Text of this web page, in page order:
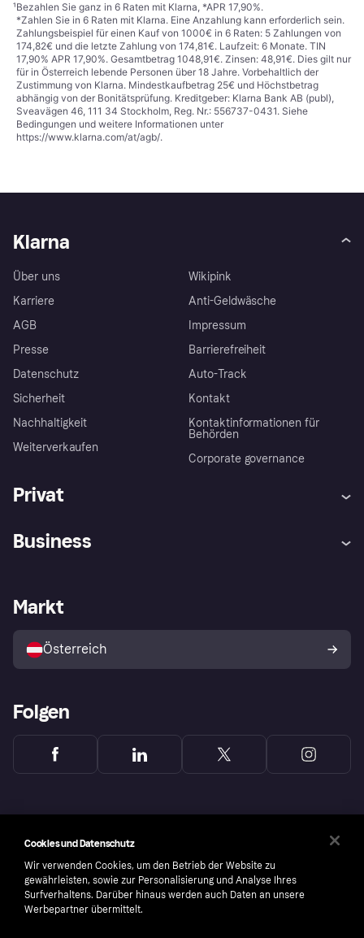
¹Bezahlen Sie ganz in 6 Raten mit Klarna, *APR 17,90%.
*Zahlen Sie in 6 Raten mit Klarna. Eine Anzahlung kann erforderlich sein.
Zahlungsbeispiel für einen Kauf von 1000€ in 6 Raten: 5 Zahlungen von
174,82€ und die letzte Zahlung von 174,81€. Laufzeit: 6 Monate. TIN
17,90% APR 17,90%. Gesamtbetrag 1048,91€. Zinsen: 48,91€. Dies gilt nur
für in Österreich lebende Personen über 18 Jahre. Vorbehaltlich der
Zustimmung von Klarna. Mindestkaufbetrag 25€ und Höchstbetrag
abhängig von der Bonitätsprüfung. Kreditgeber: Klarna Bank AB (publ),
Sveavägen 46, 111 34 Stockholm, Reg. Nr.: 556737-0431. Siehe
Bedingungen und weitere Informationen unter
https://www.klarna.com/at/agb/.
Klarna
Über uns
Karriere
AGB
Presse
Datenschutz
Sicherheit
Nachhaltigkeit
Weiterverkaufen
Wikipink
Anti-Geldwäsche
Impressum
Barrierefreiheit
Auto-Track
Kontakt
Kontaktinformationen für
Behörden
Corporate governance
Privat
Shops entdecken
Business
Händlerportal
Markt
Österreich
Folgen
Cookies und Datenschutz
Wir verwenden Cookies, um den Betrieb der Website zu
gewährleisten, sowie zur Personalisierung und Analyse Ihres
Surfverhaltens. Darüber hinaus werden auch Daten an unsere
Werbepartner übermittelt.